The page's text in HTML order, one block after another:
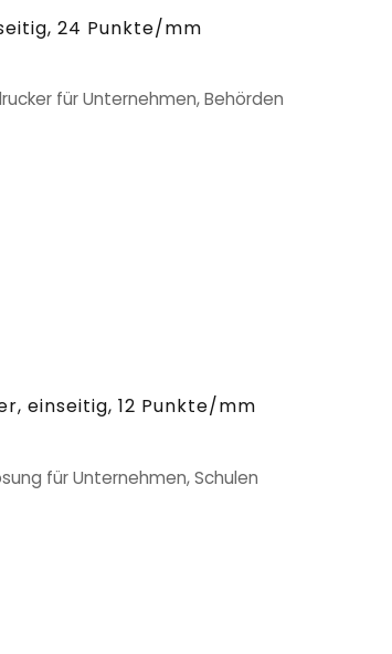
24 Punkte/mm
für Unternehmen, Behörden
einseitig, 12 Punkte/mm
für Unternehmen, Schulen